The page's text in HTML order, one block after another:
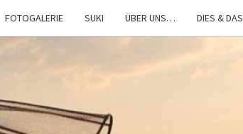
FOTOGALERIE SUKI ÜBER UNS… DIES & DAS